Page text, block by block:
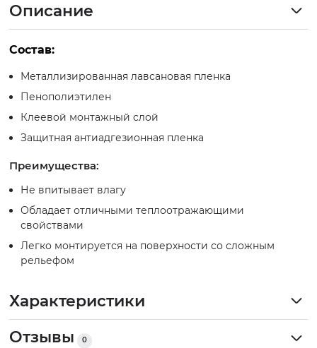
Описание
Состав:
Металлизированная лавсановая пленка
Пенополиэтилен
Клеевой монтажный слой
Защитная антиадгезионная пленка
Преимущества:
Не впитывает влагу
Обладает отличными теплоотражающими
свойствами
Легко монтируется на поверхности со сложным
рельефом
Характеристики
Отзывы
0